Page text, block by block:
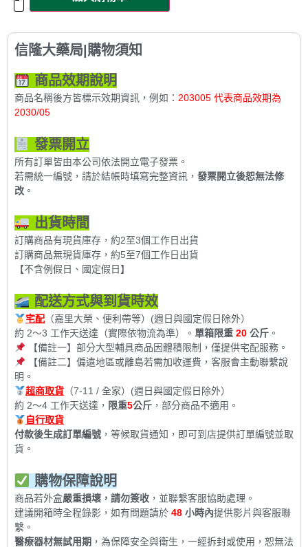
信隆大藥局|購物須知
商品效期說明
商品名稱後方皆標示效期資訊，例如： 203005 代表商品效期為
2030/05
發票開立
所有訂單皆由本公司依法開立電子發票。
若需統一編號，請於結帳時填寫完整資訊， 發票開立後恕無法修
改 。
出貨時間
訂購商品有現貨庫存，約2至3個工作日出貨
訂購商品無現貨庫存，約5至7個工作日出貨
【不含例假日、國定假日】
配送方式與到貨時效
宅配（嘉里大榮、便利帶等）(週日與國定假日除外）
約 2～3 工作天送達（實際依物流為準）。 單箱限重 20 公斤 。
【備註一】部分大型輔具商品因體積限制，僅提供宅配服務。
【備註二】偏遠地區或離島若需加收運費，客服會主動聯繫說
明。
超商取貨（7-11 / 全家）(週日與國定假日除外）
約 2～4 工作天送達， 限重5公斤 ，部分商品不適用。
自行取貨
付款後生成訂單編號 ，等候取貨通知，即可到店提供訂單編號並取
貨。
購物保障說明
商品若外盒嚴重損壞，請勿簽收 ，並聯繫客服協助處理。
建議開箱時全程錄影，如有問題請於 48 小時內提供影片與客服聯
繫。
醫療器材無試用期 ，為保障安全與衛生，一經拆封或使用，恕無法